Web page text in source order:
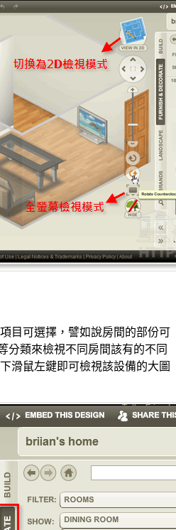
目可選擇，譬如說房間的部份可
分類來檢視不同房間該有的不同
滑鼠左鍵即可檢視該設備的大圖